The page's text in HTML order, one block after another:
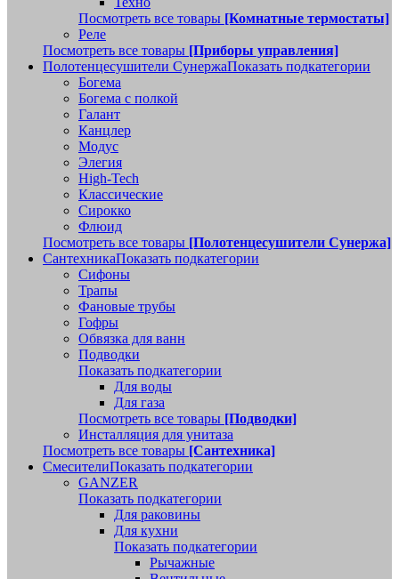
Посмотреть все товары [Комнатные термостаты]
Реле
Посмотреть все товары [Приборы управления]
Полотенцесушители СунержаПоказать подкатегории
Богема
Богема с полкой
Галант
Канцлер
Модус
Элегия
High-Tech
Классические
Сирокко
Флюид
Посмотреть все товары [Полотенцесушители Сунержа]
СантехникаПоказать подкатегории
Сифоны
Трапы
Фановые трубы
Гофры
Обвязка для ванн
Подводки
Показать подкатегории
Для воды
Для газа
Посмотреть все товары [Подводки]
Инсталляция для унитаза
Посмотреть все товары [Сантехника]
СмесителиПоказать подкатегории
GANZER
Показать подкатегории
Для раковины
Для кухни
Показать подкатегории
Рычажные